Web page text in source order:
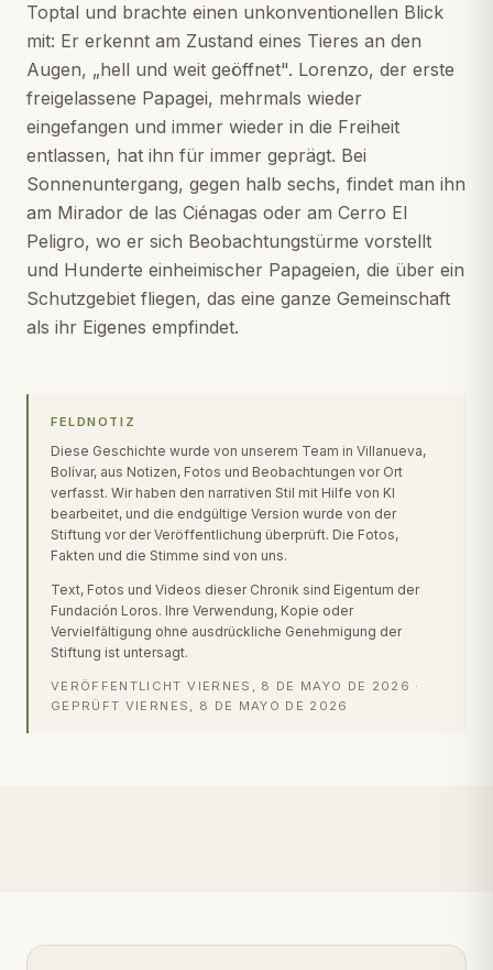
Toptal und brachte einen unkonventionellen Blick
mit: Er erkennt am Zustand eines Tieres an den
Augen, „hell und weit geöffnet". Lorenzo, der erste
freigelassene Papagei, mehrmals wieder
eingefangen und immer wieder in die Freiheit
entlassen, hat ihn für immer geprägt. Bei
Sonnenuntergang, gegen halb sechs, findet man ihn
am Mirador de las Ciénagas oder am Cerro El
Peligro, wo er sich Beobachtungstürme vorstellt
und Hunderte einheimischer Papageien, die über ein
Schutzgebiet fliegen, das eine ganze Gemeinschaft
als ihr Eigenes empfindet.
FELDNOTIZ
Diese Geschichte wurde von unserem Team in Villanueva,
Bolívar, aus Notizen, Fotos und Beobachtungen vor Ort
verfasst. Wir haben den narrativen Stil mit Hilfe von KI
bearbeitet, und die endgültige Version wurde von der
Stiftung vor der Veröffentlichung überprüft. Die Fotos,
Fakten und die Stimme sind von uns.
Text, Fotos und Videos dieser Chronik sind Eigentum der
Fundación Loros. Ihre Verwendung, Kopie oder
Vervielfältigung ohne ausdrückliche Genehmigung der
Stiftung ist untersagt.
VERÖFFENTLICHT VIERNES, 8 DE MAYO DE 2026 ·
GEPRÜFT VIERNES, 8 DE MAYO DE 2026